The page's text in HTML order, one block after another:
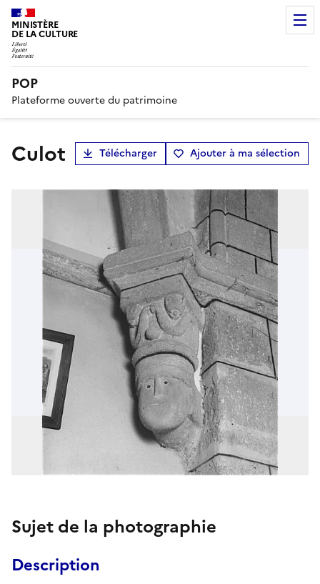
MINISTÈRE
DE LA CULTURE
POP
Plateforme ouverte du patrimoine
culot Télécharger Ajouter à ma sélection
Sujet de la photographie
Description